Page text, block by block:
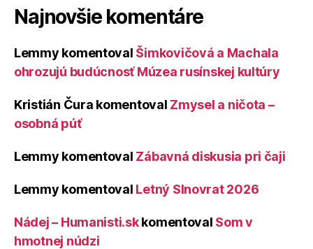
Najnovšie komentáre
Lemmy komentoval Šimkovičová a Machala
ohrozujú budúcnosť Múzea rusínskej kultúry
Kristián Čura komentoval Zmysel a ničota –
osobná púť
Lemmy komentoval Zábavná diskusia pri čaji
Lemmy komentoval Letný Slnovrat 2026
Nádej – Humanisti.skkomentoval Som v
hmotnej núdzi